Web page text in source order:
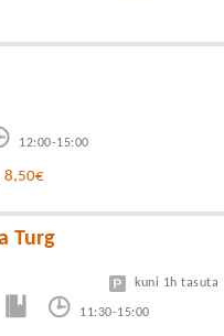
12:00-15:00
8,50€
Turg
11:30-15:00
kuni 1h tasuta